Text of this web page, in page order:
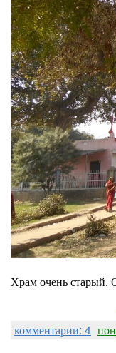
Храм очень старый.
комментарии: 4